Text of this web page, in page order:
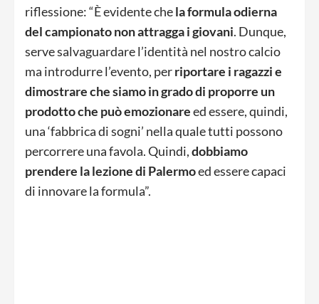
riflessione: “È evidente chela formula odierna
del campionato non attragga i giovani. Dunque,
serve salvaguardare l’identità nel nostro calcio
ma introdurre l’evento, perriportare i ragazzi e
dimostrare che siamo in grado di proporre un
prodotto che può emozionareed essere, quindi,
una ‘fabbrica di sogni’ nella quale tutti possono
percorrere una favola. Quindi,dobbiamo
prendere la lezione di Palermoed essere capaci
di innovare la formula”.